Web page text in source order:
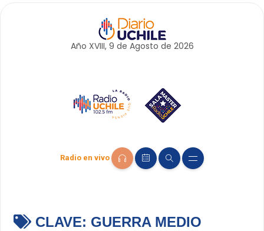
Año XVIII, 9 de Agosto de 2026
Radio en vivo
CLAVE: GUERRA MEDIO